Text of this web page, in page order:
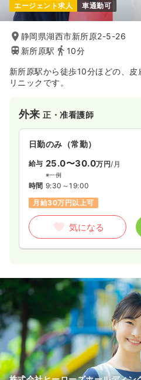
エージェント求人 車通勤可
静岡県湖西市新所原2-5-26
新所原駅
10分
新所原駅から徒歩10分ほどの、
リニックです。
外来正・准看護師
日勤のみ（常勤）
給与 25.0〜30.0万円/月
※一例
時間 9:30～19:00
月給30万円以上可
気になる